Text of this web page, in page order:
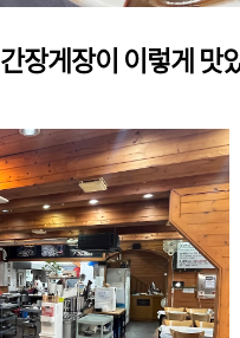
간장게장이 이렇게 맛